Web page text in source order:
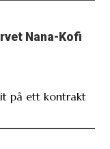
Nana-Kofi
på ett kontrakt